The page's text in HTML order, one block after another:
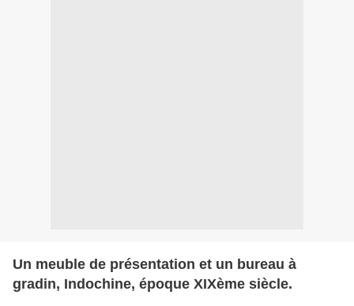
Un meuble de présentation et un bureau à
gradin, Indochine, époque XIXème siècle.